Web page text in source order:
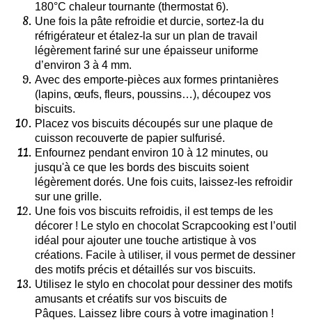
180°C chaleur tournante (thermostat 6).
Une fois la pâte refroidie et durcie, sortez-la du
réfrigérateur et étalez-la sur un plan de travail
légèrement fariné sur une épaisseur uniforme
d’environ 3 à 4 mm.
Avec des emporte-pièces aux formes printanières
(lapins, œufs, fleurs, poussins…), découpez vos
biscuits.
Placez vos biscuits découpés sur une plaque de
cuisson recouverte de papier sulfurisé.
Enfournez pendant environ 10 à 12 minutes, ou
jusqu'à ce que les bords des biscuits soient
légèrement dorés. Une fois cuits, laissez-les refroidir
sur une grille.
Une fois vos biscuits refroidis, il est temps de les
décorer ! Le stylo en chocolat Scrapcooking est l’outil
idéal pour ajouter une touche artistique à vos
créations. Facile à utiliser, il vous permet de dessiner
des motifs précis et détaillés sur vos biscuits.
Utilisez le stylo en chocolat pour dessiner des motifs
amusants et créatifs sur vos biscuits de
Pâques. Laissez libre cours à votre imagination !